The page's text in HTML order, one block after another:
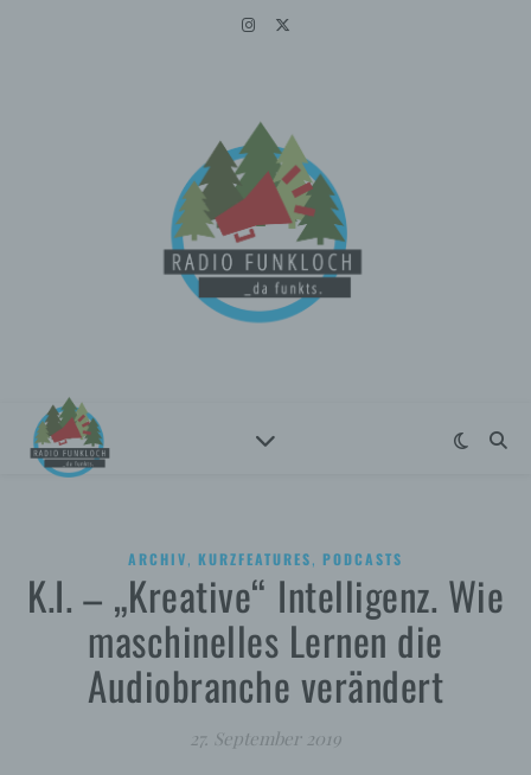
ARCHIV, KURZFEATURES, PODCASTS
K.I. – „Kreative“ Intelligenz. Wie
maschinelles Lernen die
Audiobranche verändert
27. September 2019